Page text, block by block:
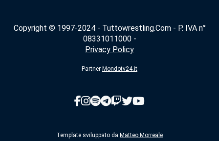
Copyright © 1997-2024 - Tuttowrestling.Com - P. IVA n°
08331011000 -
Privacy Policy
Partner Mondotv24.it
Template sviluppato da Matteo Morreale